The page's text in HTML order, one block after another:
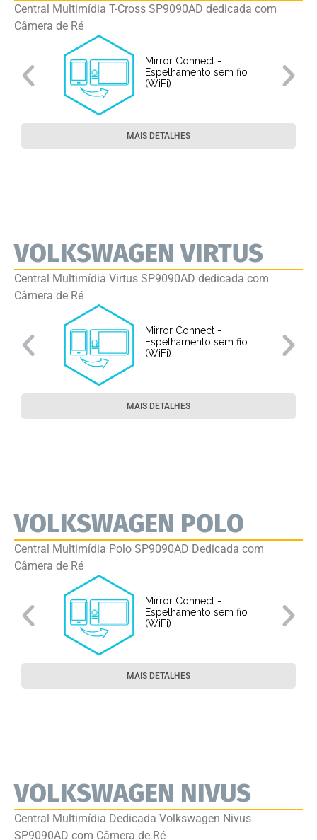
Central Multimídia T-Cross SP9090AD dedicada com
Câmera de Ré
Mirror Connect -
Espelhamento sem fio
(WiFi)
MAIS DETALHES
VOLKSWAGEN VIRTUS
Central Multimídia Virtus SP9090AD dedicada com
Câmera de Ré
Mirror Connect -
Espelhamento sem fio
(WiFi)
MAIS DETALHES
VOLKSWAGEN POLO
Central Multimídia Polo SP9090AD Dedicada com
Câmera de Ré
Mirror Connect -
Espelhamento sem fio
(WiFi)
MAIS DETALHES
VOLKSWAGEN NIVUS
Central Multimídia Dedicada Volkswagen Nivus
SP9090AD com Câmera de Ré